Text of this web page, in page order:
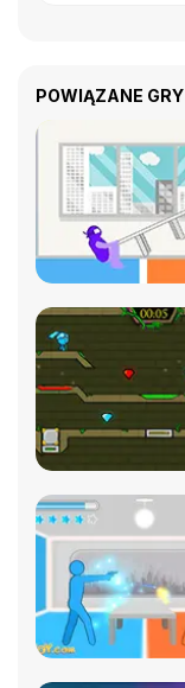
POWIĄZANE GRY